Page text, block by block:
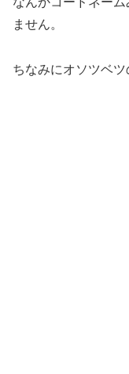
ません。
ちなみにオソツベ